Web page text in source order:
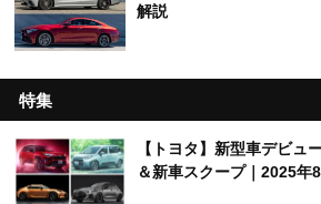
解説
特集
【トヨタ】新型車デビュ
＆新車スクープ｜2025年